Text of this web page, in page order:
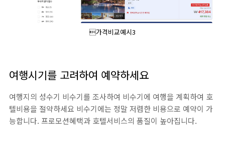
가격비교예시3
여행시기를 고려하여 예약하세요
여행지의 성수기 비수기를 조사하여 비수기에 여행을 계획하여 호
텔비용을 절약하세요 비수기에는 정말 저렴한 비용으로 예약이 가
능합니다. 프로모션혜택과 호텔서비스의 품질이 높아집니다.